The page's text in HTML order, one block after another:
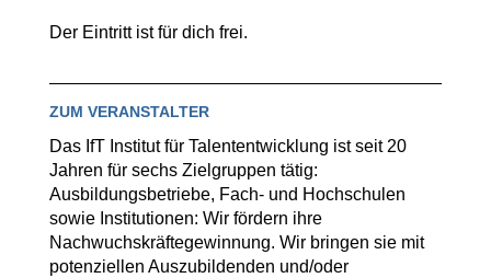
Der Eintritt ist für dich frei.
ZUM VERANSTALTER
Das IfT Institut für Talententwicklung ist seit 20
Jahren für sechs Zielgruppen tätig:
Ausbildungsbetriebe, Fach- und Hochschulen
sowie Institutionen: Wir fördern ihre
Nachwuchskräftegewinnung. Wir bringen sie mit
potenziellen Auszubildenden und/oder